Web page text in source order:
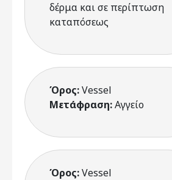
δέρμα και σε περίπτωση
καταπόσεως
Όρος:Vessel
Μετάφραση:Αγγείο
Όρος:Vessel